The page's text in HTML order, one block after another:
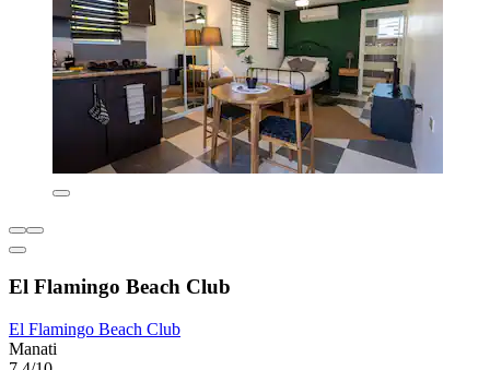
El Flamingo Beach Club
El Flamingo Beach Club
Manati